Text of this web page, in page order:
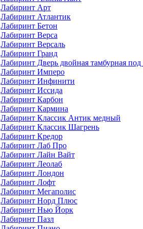
Лабиринт Арт
Лабиринт Атлантик
Лабиринт Бетон
Лабиринт Верса
Лабиринт Версаль
Лабиринт Гранд
Лабиринт Дверь двойная тамбурная под
Лабиринт Имперо
Лабиринт Инфинити
Лабиринт Иссида
Лабиринт Карбон
Лабиринт Кармина
Лабиринт Классик Антик медный
Лабиринт Классик Шагрень
Лабиринт Кредор
Лабиринт Лаб Про
Лабиринт Лайн Вайт
Лабиринт Леолаб
Лабиринт Лондон
Лабиринт Лофт
Лабиринт Мегаполис
Лабиринт Норд Плюс
Лабиринт Нью Йорк
Лабиринт Пазл